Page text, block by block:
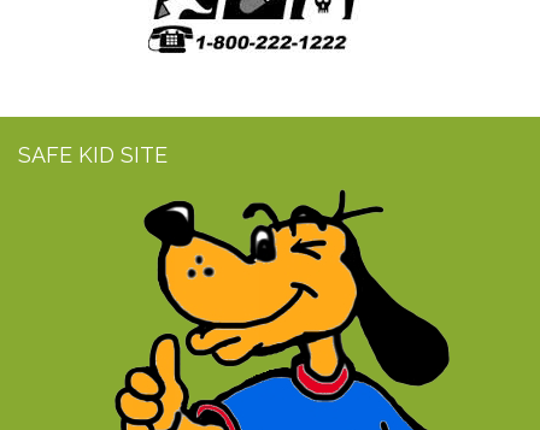
SAFE KID SITE